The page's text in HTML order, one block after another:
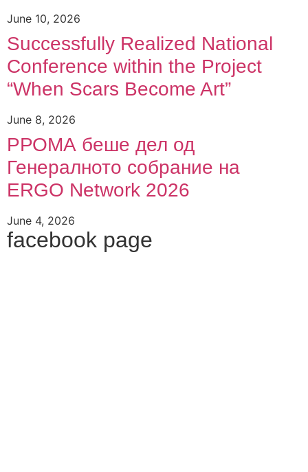
June 10, 2026
Successfully Realized National
Conference within the Project
“When Scars Become Art”
June 8, 2026
РРОМА беше дел од
Генералното собрание на
ERGO Network 2026
June 4, 2026
facebook page